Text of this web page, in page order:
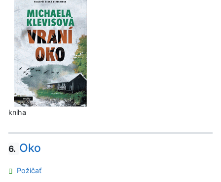
kniha
6. Oko
Požičať